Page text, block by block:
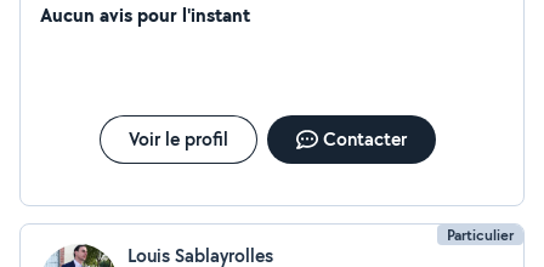
Aucun avis pour l'instant
Voir le profil Contacter
Particulier
Louis Sablayrolles